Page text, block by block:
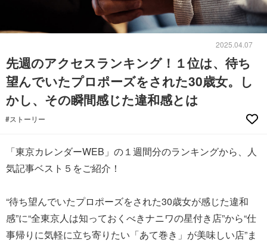
2025.04.07
先週のアクセスランキング！１位は、待ち
望んでいたプロポーズをされた30歳女。し
かし、その瞬間感じた違和感とは
#ストーリー
「東京カレンダーWEB」の１週間分のランキングから、人
気記事ベスト５をご紹介！
“待ち望んでいたプロポーズをされた30歳女が感じた違和
感”に“全東京人は知っておくべきナニワの星付き店”から“仕
事帰りに気軽に立ち寄りたい「あて巻き」が美味しい店”ま